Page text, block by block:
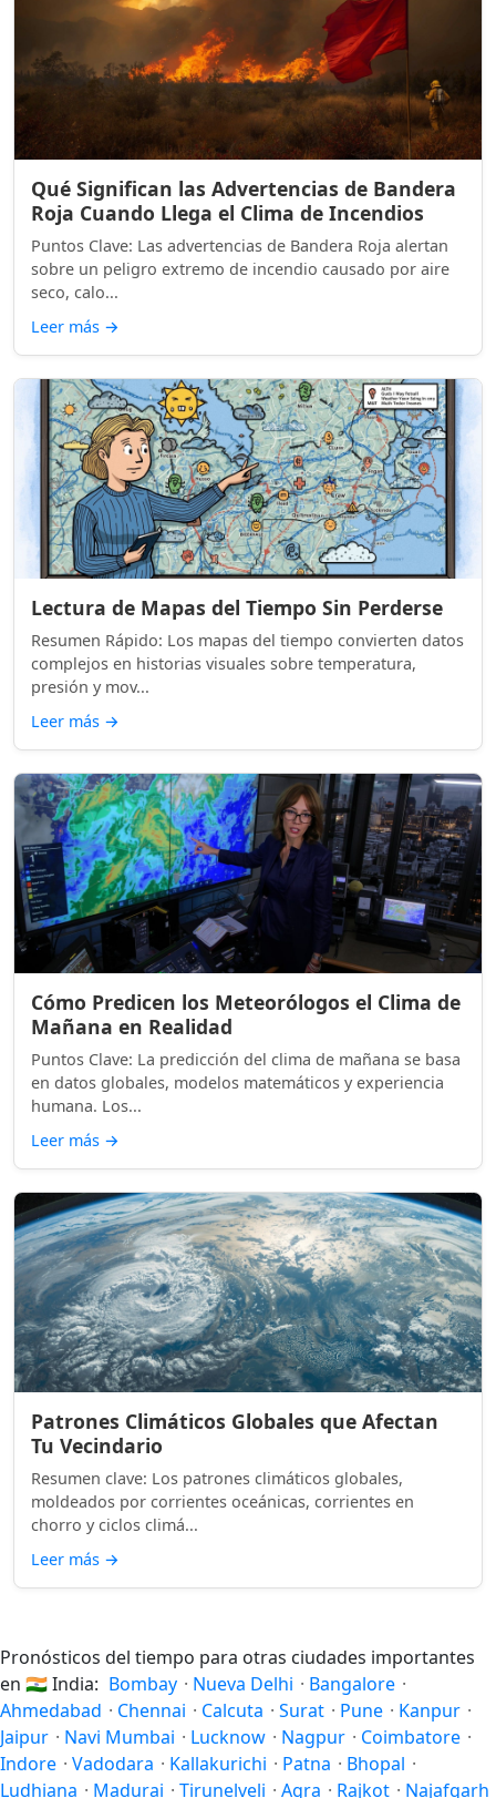
Qué Significan las Advertencias de Bandera
Roja Cuando Llega el Clima de Incendios
Puntos Clave: Las advertencias de Bandera Roja alertan
sobre un peligro extremo de incendio causado por aire
seco, calo...
Leer más →
Lectura de Mapas del Tiempo Sin Perderse
Resumen Rápido: Los mapas del tiempo convierten datos
complejos en historias visuales sobre temperatura,
presión y mov...
Leer más →
Cómo Predicen los Meteorólogos el Clima de
Mañana en Realidad
Puntos Clave: La predicción del clima de mañana se basa
en datos globales, modelos matemáticos y experiencia
humana. Los...
Leer más →
Patrones Climáticos Globales que Afectan
Tu Vecindario
Resumen clave: Los patrones climáticos globales,
moldeados por corrientes oceánicas, corrientes en
chorro y ciclos climá...
Leer más →
Pronósticos del tiempo para otras ciudades importantes
en 🇮🇳India: Bombay · Nueva Delhi · Bangalore ·
Ahmedabad · Chennai · Calcuta · Surat · Pune · Kanpur ·
Jaipur · Navi Mumbai · Lucknow · Nagpur · Coimbatore ·
Indore · Vadodara · Kallakurichi · Patna · Bhopal ·
Ludhiana · Madurai · Tirunelveli · Agra · Rajkot · Najafgarh